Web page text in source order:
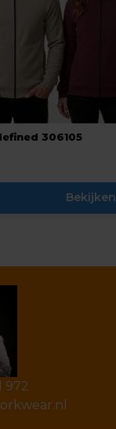
306105
Bekijken
972